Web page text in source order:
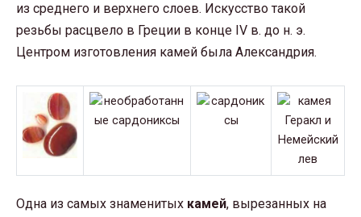
из среднего и верхнего слоев. Искусство такой
резьбы расцвело в Греции в конце IV в. до н. э.
Центром изготовления камей была Александрия.
Одна из самых знаменитых камей, вырезанных на